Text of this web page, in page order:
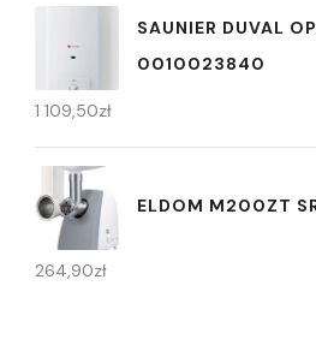
SAUNIER DUVAL
0010023840
1 109,50zł
ELDOM M200ZT
264,90zł